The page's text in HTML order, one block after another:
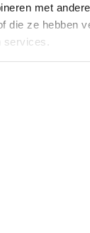
met
die ze hebben